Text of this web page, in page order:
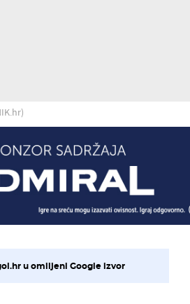
u omiljeni Google izvor